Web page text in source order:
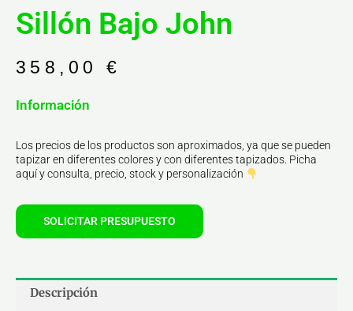
Sillón Bajo John
358,00 €
Información
Los precios de los productos son aproximados, ya que se pueden
tapizar en diferentes colores y con diferentes tapizados. Picha
aquí y consulta, precio, stock y personalización
SOLICITAR PRESUPUESTO
Descripción